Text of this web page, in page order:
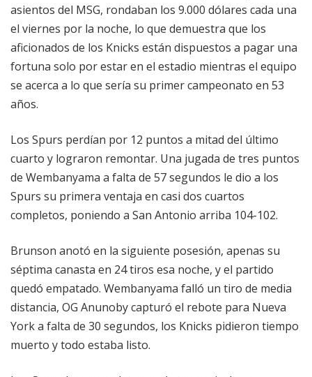
asientos del MSG, rondaban los 9.000 dólares cada una
el viernes por la noche, lo que demuestra que los
aficionados de los Knicks están dispuestos a pagar una
fortuna solo por estar en el estadio mientras el equipo
se acerca a lo que sería su primer campeonato en 53
años.
Los Spurs perdían por 12 puntos a mitad del último
cuarto y lograron remontar. Una jugada de tres puntos
de Wembanyama a falta de 57 segundos le dio a los
Spurs su primera ventaja en casi dos cuartos
completos, poniendo a San Antonio arriba 104-102.
Brunson anotó en la siguiente posesión, apenas su
séptima canasta en 24 tiros esa noche, y el partido
quedó empatado. Wembanyama falló un tiro de media
distancia, OG Anunoby capturó el rebote para Nueva
York a falta de 30 segundos, los Knicks pidieron tiempo
muerto y todo estaba listo.